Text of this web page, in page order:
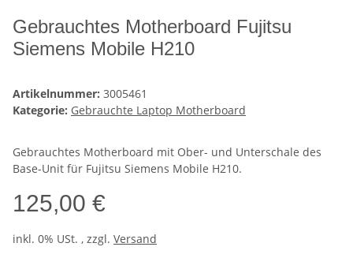
Gebrauchtes Motherboard Fujitsu
Siemens Mobile H210
Artikelnummer: 3005461
Kategorie: Gebrauchte Laptop Motherboard
Gebrauchtes Motherboard mit Ober- und Unterschale des
Base-Unit für Fujitsu Siemens Mobile H210.
125,00 €
inkl. 0% USt. , zzgl. Versand